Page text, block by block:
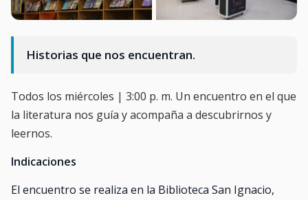
Historias que nos encuentran.
Todos los miércoles | 3:00 p. m. Un encuentro en el que
la literatura nos guía y acompaña a descubrirnos y
leernos.
Indicaciones
El encuentro se realiza en la Biblioteca San Ignacio,